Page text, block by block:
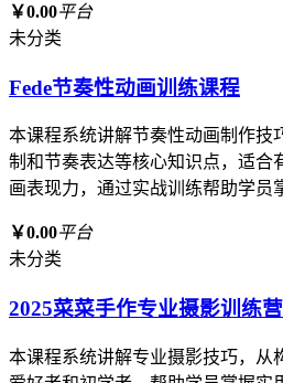
￥0.00平台
未分类
Fede节奏性动画训练课程
本课程系统讲解节奏性动画制作技
制和节奏表达等核心知识点，适合
画表现力，通过实战训练帮助学员
￥0.00平台
未分类
2025菜菜手作专业摄影训练营
本课程系统讲解专业摄影技巧，从